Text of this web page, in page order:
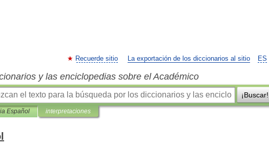
ES
Recuerde sitio La exportación de los diccionarios al sitio
y las enciclopedias sobre el Académico
¡Buscar!
Español interpretaciones